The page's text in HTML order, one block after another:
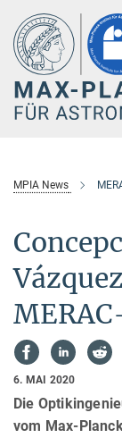
Hauptinhalt
MPIA News
6. MAI 2020
Die
vom Max-